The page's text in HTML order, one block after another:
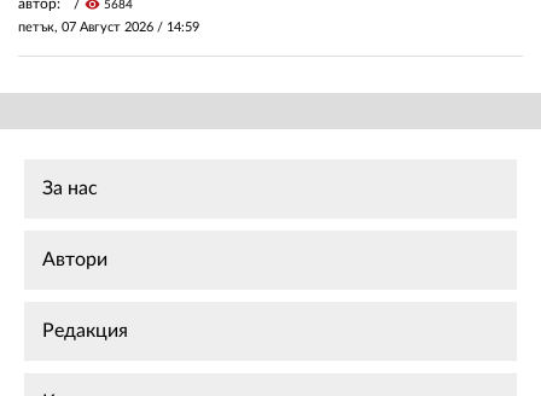
автор: visibility 5684
петък, 07 Август 2026 / 14:59
За нас
Автори
Редакция